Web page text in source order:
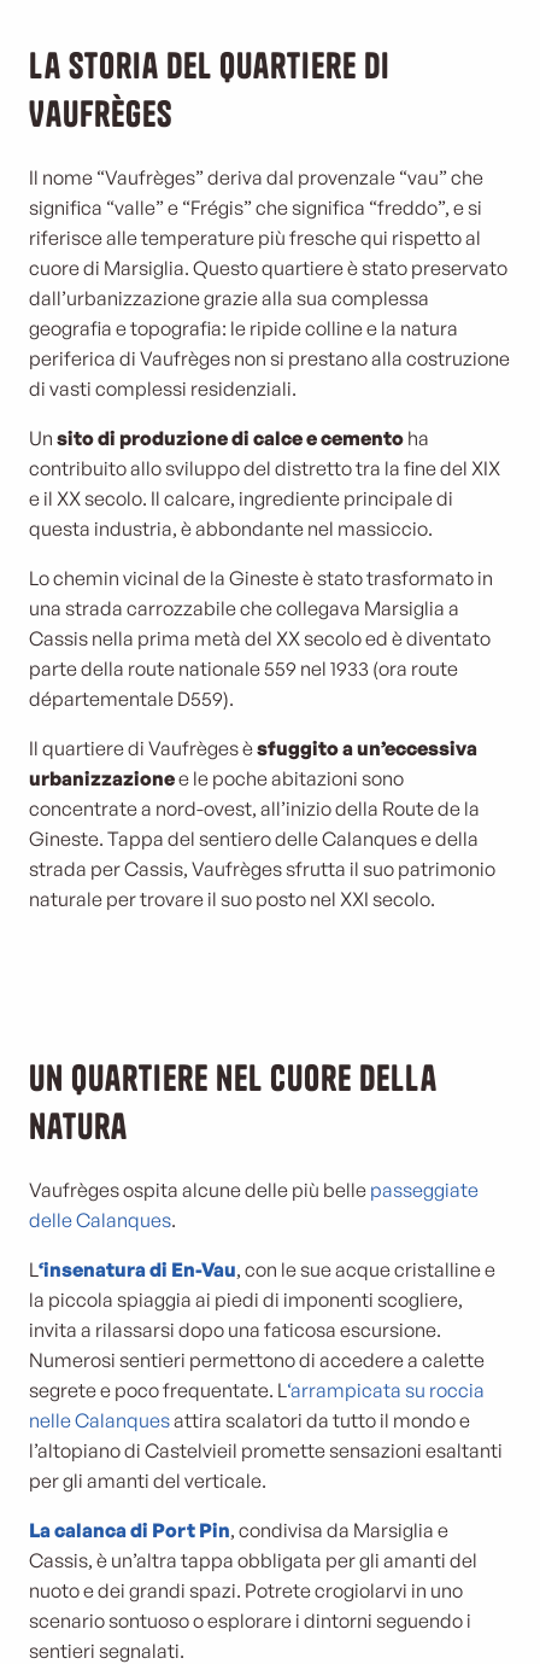
La storia del quartiere di
Vaufrèges
Il nome “Vaufrèges” deriva dal provenzale “vau” che
significa “valle” e “Frégis” che significa “freddo”, e si
riferisce alle temperature più fresche qui rispetto al
cuore di Marsiglia. Questo quartiere è stato preservato
dall’urbanizzazione grazie alla sua complessa
geografia e topografia: le ripide colline e la natura
periferica di Vaufrèges non si prestano alla costruzione
di vasti complessi residenziali.
Un sito di produzione di calce e cemento ha
contribuito allo sviluppo del distretto tra la fine del XIX
e il XX secolo. Il calcare, ingrediente principale di
questa industria, è abbondante nel massiccio.
Lo chemin vicinal de la Gineste è stato trasformato in
una strada carrozzabile che collegava Marsiglia a
Cassis nella prima metà del XX secolo ed è diventato
parte della route nationale 559 nel 1933 (ora route
départementale D559).
Il quartiere di Vaufrèges èsfuggito a un’eccessiva
urbanizzazionee le poche abitazioni sono
concentrate a nord-ovest, all’inizio della Route de la
Gineste. Tappa del sentiero delle Calanques e della
strada per Cassis, Vaufrèges sfrutta il suo patrimonio
naturale per trovare il suo posto nel XXI secolo.
Un quartiere nel cuore della
natura
Vaufrèges ospita alcune delle più belle passeggiate
delle Calanques.
L‘insenatura di En-Vau, con le sue acque cristalline e
la piccola spiaggia ai piedi di imponenti scogliere,
invita a rilassarsi dopo una faticosa escursione.
Numerosi sentieri permettono di accedere a calette
segrete e poco frequentate. L‘arrampicata su roccia
nelle Calanquesattira scalatori da tutto il mondo e
l’altopiano di Castelvieil promette sensazioni esaltanti
per gli amanti del verticale.
La calanca di Port Pin, condivisa da Marsiglia e
Cassis, è un’altra tappa obbligata per gli amanti del
nuoto e dei grandi spazi. Potrete crogiolarvi in uno
scenario sontuoso o esplorare i dintorni seguendo i
sentieri segnalati.